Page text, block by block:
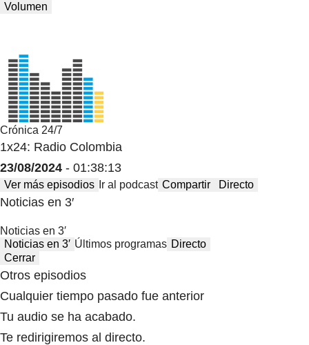
Volumen
Crónica 24/7
1x24: Radio Colombia
23/08/2024 - 01:38:13
Ver más episodios Ir al podcast Compartir Directo
Noticias en 3′
Noticias en 3′
Noticias en 3′ Últimos programas Directo
Cerrar
Otros episodios
Cualquier tiempo pasado fue anterior
Tu audio se ha acabado.
Te redirigiremos al directo.